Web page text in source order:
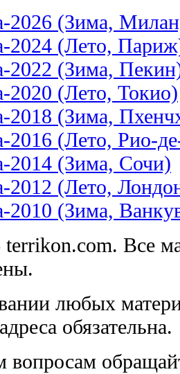
2026 (Зима,
2024 (Лето,
2022 (Зима,
2020 (Лето, Токио)
2018 (Зима,
2016 (Лето, Рио-
2014 (Зима, Сочи)
2012 (Лето,
2010 (Зима,
Все
любых
обязательна.